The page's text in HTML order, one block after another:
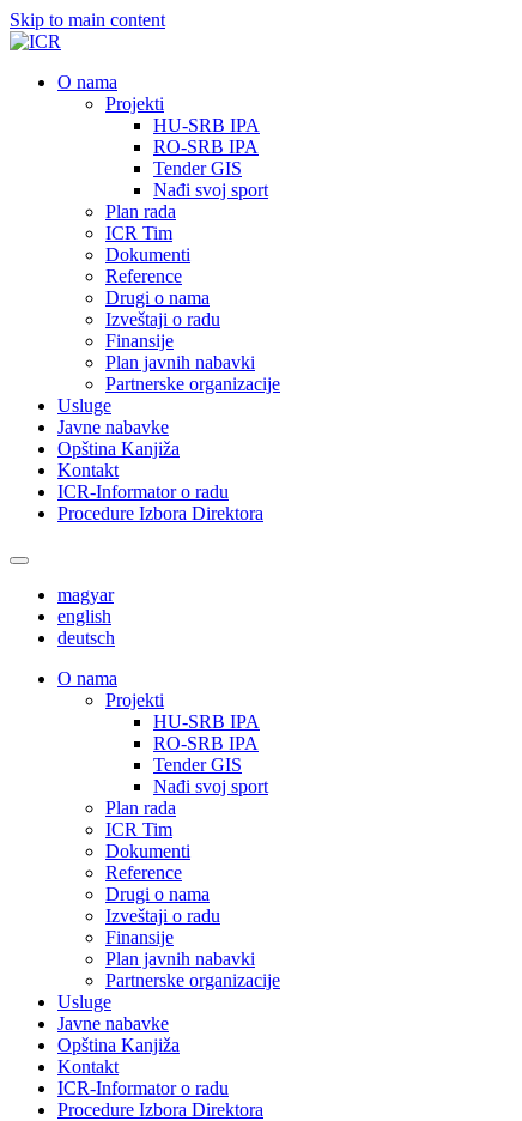
Skip to main content
О nama
Projekti
HU-SRB IPA
RO-SRB IPA
Tender GIS
Nađi svoj sport
Plan rada
ICR Tim
Dokumenti
Reference
Drugi o nama
Izveštaji o radu
Finansije
Plan javnih nabavki
Partnerske organizacije
Usluge
Javne nabavke
Opština Kanjiža
Kontakt
ICR-Informator o radu
Procedure Izbora Direktora
magyar
english
deutsch
О nama
Projekti
HU-SRB IPA
RO-SRB IPA
Tender GIS
Nađi svoj sport
Plan rada
ICR Tim
Dokumenti
Reference
Drugi o nama
Izveštaji o radu
Finansije
Plan javnih nabavki
Partnerske organizacije
Usluge
Javne nabavke
Opština Kanjiža
Kontakt
ICR-Informator o radu
Procedure Izbora Direktora